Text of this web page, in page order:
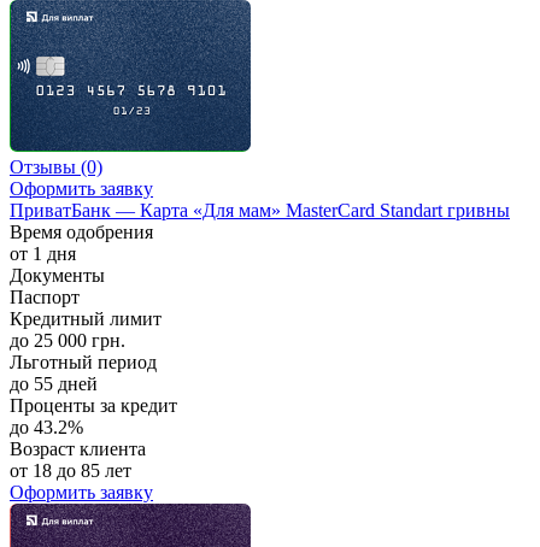
Отзывы (0)
Оформить заявку
ПриватБанк — Карта «Для мам» MasterCard Standart гривны
Время одобрения
от 1 дня
Документы
Паспорт
Кредитный лимит
до 25 000 грн.
Льготный период
до 55 дней
Проценты за кредит
до 43.2%
Возраст клиента
от 18 до 85 лет
Оформить заявку